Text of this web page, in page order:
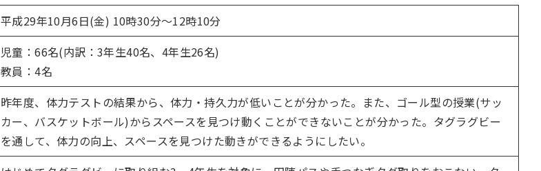
平成29年10月6日(金) 10時30分〜12時10分
児童：66名(内訳：3年生40名、4年生26名)
教員：4名
昨年度、体力テストの結果から、体力・持久力が低いことが分かった。また、ゴール型の授業(サッ
カー、バスケットボール)からスペースを見つけ動くことができないことが分かった。タグラグビー
を通して、体力の向上、スペースを見つけた動きができるようにしたい。